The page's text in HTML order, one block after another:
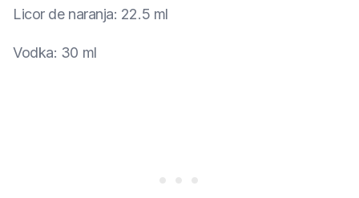
Licor de naranja: 22.5 ml
Vodka: 30 ml